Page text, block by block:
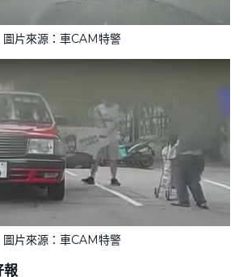
圖片來源：車CAM特警
圖片來源：車CAM特警
報